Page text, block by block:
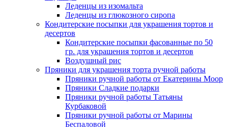
Леденцы из изомальта
Леденцы из глюкозного сиропа
Кондитерские посыпки для украшения тортов и
десертов
Кондитерские посыпки фасованные по 50
гр. для украшения тортов и десертов
Воздушный рис
Пряники для украшения торта ручной работы
Пряники ручной работы от Екатерины Моор
Пряники Сладкие подарки
Пряники ручной работы Татьяны
Курбаковой
Пряники ручной работы от Марины
Беспаловой